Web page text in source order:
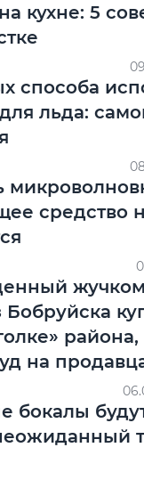
кухне: 5
способа
льда:
средство
Бобруйска
на
бокалы